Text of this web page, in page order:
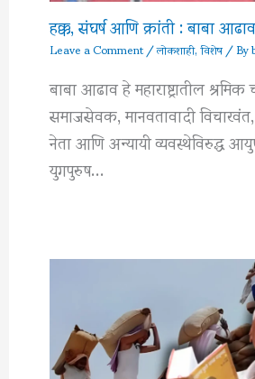
हक्क, संघर्ष आणि क्रांती : बाबा
Leave a Comment/लोकशाही,विशेष/ By
बाबा आढाव हे महाराष्ट्रातील
समाजसेवक, मानवतावादी
नेता आणि अन्यायी व्यवस्थेविरुद्ध
युगपुरुष…